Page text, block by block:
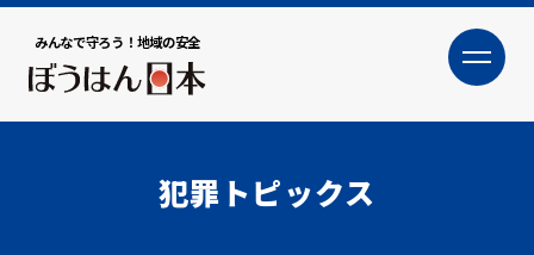
みんなで守ろう！地域の安全
大
犯罪トピックス